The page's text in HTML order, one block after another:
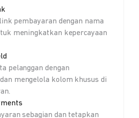
pembayaran dengan nama
meningkatkan kepercayaan
pelanggan dengan
mengelola kolom khusus di
sebagian dan tetapkan